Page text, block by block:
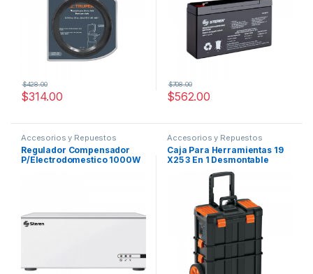
$314.00
$428.00
$562.00
$708.00
Accesorios y Repuestos
Regulador Compensador
P/Electrodomestico 1000W
Accesorios y Repuestos
Caja Para Herramientas 19
X25 3 En 1 Desmontable
102644 Color Negro